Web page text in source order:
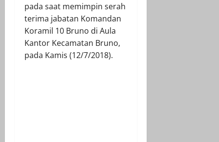
pada saat memimpin serah
terima jabatan Komandan
Koramil 10 Bruno di Aula
Kantor Kecamatan Bruno,
pada Kamis (12/7/2018).